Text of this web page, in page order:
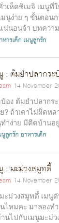
เห็ดชิเมจิ เมนู
มนูง่าย ๆ ขั้นตอน
นอนจ้า บทความ
หารเด็ก เมนูลูกรัก
: ต้มยำปลากระ
14 November
อง ต้มยำปลากร
? ถ้าเดาไม่ผิดห
ทำง่าย มีติดบ้าน
นูลูกรัก อาหารเด็ก
: มะม่วงสมูทตี้
14 November
ะม่วงสมูทตี้ เมนู
ไหมคะ มาลองท
นไปกับเมนูมะม่